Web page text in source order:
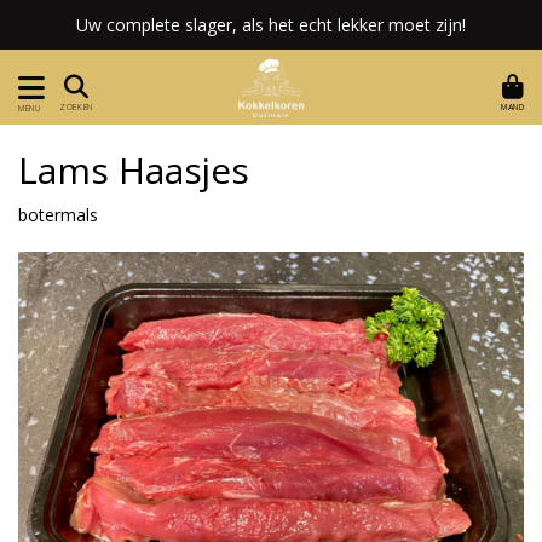
Uw complete slager, als het echt lekker moet zijn!
MENU ZOEKEN MAND
Lams Haasjes
botermals